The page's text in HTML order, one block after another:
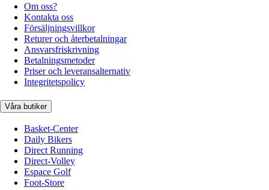
Om oss?
Kontakta oss
Försäljningsvillkor
Returer och återbetalningar
Ansvarsfriskrivning
Betalningsmetoder
Priser och leveransalternativ
Integritetspolicy
Våra butiker
Basket-Center
Daily Bikers
Direct Running
Direct-Volley
Espace Golf
Foot-Store